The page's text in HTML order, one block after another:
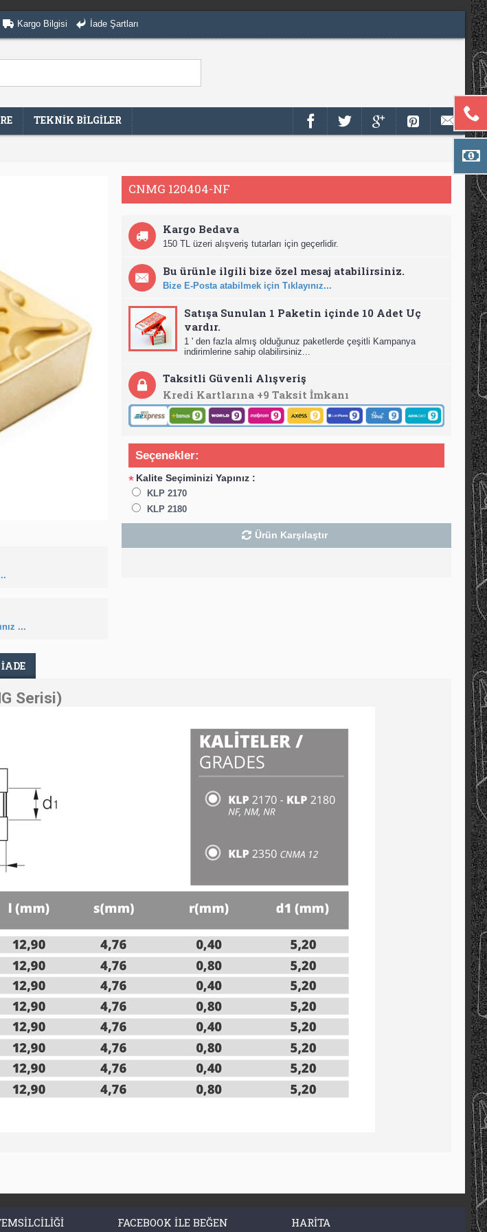
Kargo Bilgisi İade Şartları
TEKNİK BİLGİLER
...
CNMG 120404-NF
Kargo Bedava
150 TL üzeri alışveriş tutarları için geçerlidir.
Bu ürünle ilgili bize özel mesaj atabilirsiniz.
Bize E-Posta atabilmek için Tıklayınız...
Satışa Sunulan 1 Paketin içinde 10 Adet Uç
vardır.
1 ' den fazla almış olduğunuz paketlerde çeşitli Kampanya
indirimlerine sahip olabilirsiniz...
Taksitli Güvenli Alışveriş
Kredi Kartlarına +9 Taksit İmkanı
Seçenekler:
* Kalite Seçiminizi Yapınız :
KLP 2170
KLP 2180
Ürün Karşılaştır
İADE
Serisi)
FACEBOOK ILE BEĞEN HARITA